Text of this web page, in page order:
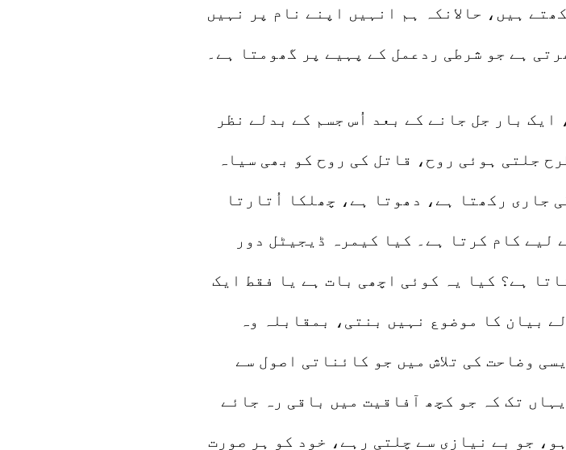
ہیں، حالانکہ ہم انہیں اپنے نام پر نہیں
ہے جو شرطی ردعمل کے پہیے پر گھومتا ہے۔
بار جل جانے کے بعد اُس جسم کے بدلے نظر
جلتی ہوئی روح، قاتل کی روح کو بھی سیاہ
جاری رکھتا ہے، دھوتا ہے، چھلکا اُتارتا
لیے کام کرتا ہے۔ کیا کیمرہ ڈیجیٹل دور
ہے؟ کیا یہ کوئی اچھی بات ہے یا فقط ایک
بیان کا موضوع نہیں بنتی، بمقابلہ وہ
وضاحت کی تلاش میں جو کائناتی اصول سے
تک کہ جو کچھ آفاقیت میں باقی رہ جائے
جو بے نیازی سے چلتی رہے، خود کو ہر صورت